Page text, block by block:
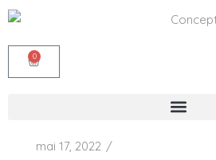
0
mai 17, 2022